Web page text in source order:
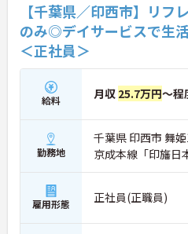
【千葉県／印西市】リ
のみ◎デイサービスで生
＜正社員＞
給料 月収 25.7万円～程
勤務地
千葉県 印西市 舞
京成本線「印旛日
雇用形態 正社員(正職員)